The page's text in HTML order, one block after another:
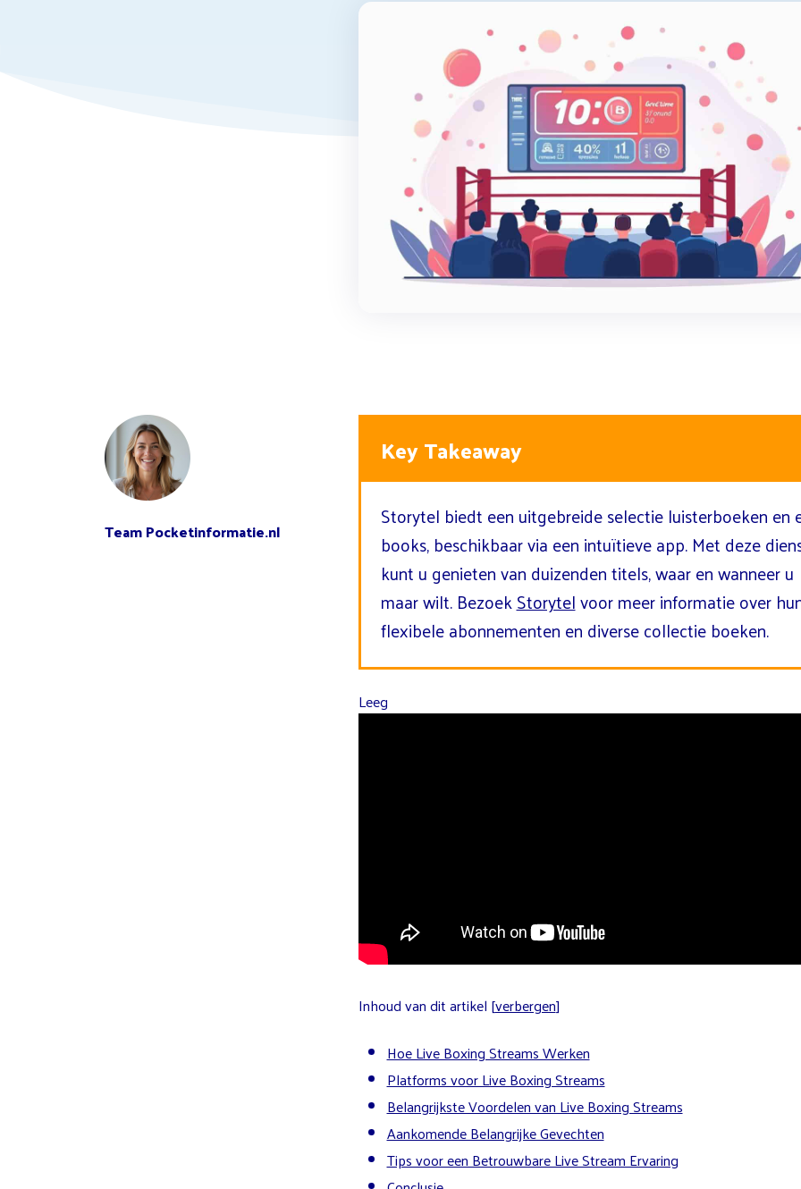
Team Pocketinformatie.nl
Key Takeaway
Storytel biedt een uitgebreide selectie luisterboeken en
books, beschikbaar via een intuïtieve app. Met deze
kunt u genieten van duizenden titels, waar en wanneer u
maar wilt. BezoekStorytelvoor meer informatie over
flexibele abonnementen en diverse collectie boeken.
Leeg
Inhoud van dit artikel [verbergen]
Hoe Live Boxing Streams Werken
Platforms voor Live Boxing Streams
Belangrijkste Voordelen van Live Boxing Streams
Aankomende Belangrijke Gevechten
Tips voor een Betrouwbare Live Stream Ervaring